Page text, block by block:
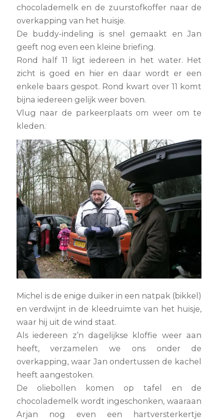
chocolademelk en de zuurstofkoffer naar de
overkapping van het huisje.
De buddy-indeling is snel gemaakt en Jan
geeft nog even een kleine briefing.
Rond half 11 ligt iedereen in het water. Het
zicht is goed en hier en daar wordt er een
enkele baars gespot. Rond kwart over 11 komt
bijna iedereen gelijk weer boven.
Vlug naar de parkeerplaats om weer om te
kleden.
Michel is de enige duiker in een natpak (bikkel)
en verdwijnt in de kleedruimte van het huisje,
waar hij uit de wind staat.
Als iedereen z’n dagelijkse kloffie weer aan
heeft, verzamelen we ons onder de
overkapping, waar Jan ondertussen de kachel
heeft aangestoken.
De oliebollen komen op tafel en de
chocolademelk wordt ingeschonken, waaraan
Arjan nog even een hartversterkertje